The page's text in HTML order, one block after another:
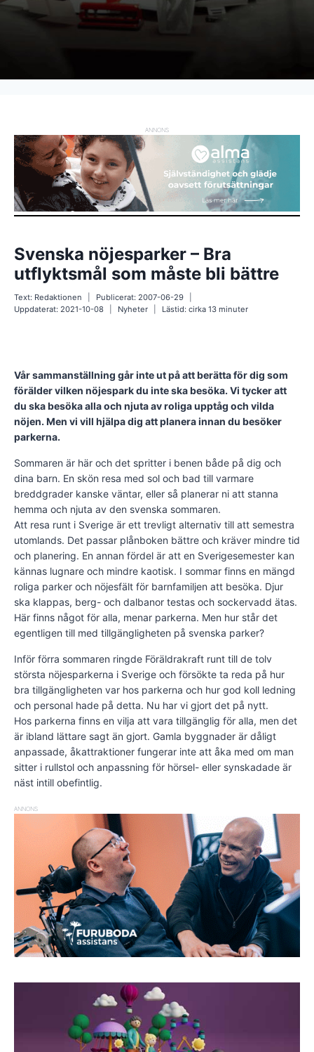
ANNONS
Svenska nöjesparker – Bra
utflyktsmål som måste bli bättre
Text: Redaktionen Publicerat: 2007-06-29
Uppdaterat: 2021-10-08 Nyheter Lästid: cirka13minuter
Vår sammanställning går inte ut på att berätta för dig som
förälder vilken nöjespark du inte ska besöka. Vi tycker att
du ska besöka alla och njuta av roliga upptåg och vilda
nöjen. Men vi vill hjälpa dig att planera innan du besöker
parkerna.
Sommaren är här och det spritter i benen både på dig och
dina barn. En skön resa med sol och bad till varmare
breddgrader kanske väntar, eller så planerar ni att stanna
hemma och njuta av den svenska sommaren.
Att resa runt i Sverige är ett trevligt alternativ till att semestra
utomlands. Det passar plånboken bättre och kräver mindre tid
och planering. En annan fördel är att en Sverigesemester kan
kännas lugnare och mindre kaotisk. I sommar finns en mängd
roliga parker och nöjesfält för barnfamiljen att besöka. Djur
ska klappas, berg- och dalbanor testas och sockervadd ätas.
Här finns något för alla, menar parkerna. Men hur står det
egentligen till med tillgängligheten på svenska parker?
Inför förra sommaren ringde Föräldra­kraft runt till de tolv
största nöjesparkerna i Sverige och försökte ta reda på hur
bra tillgängligheten var hos parkerna och hur god koll ledning
och personal hade på detta. Nu har vi gjort det på nytt.
Hos parkerna finns en vilja att vara tillgänglig för alla, men det
är ibland lättare sagt än gjort. Gamla byggnader är dåligt
anpassade, åkattraktioner fungerar inte att åka med om man
sitter i rullstol och anpassning för hörsel- eller synskadade är
näst intill obefintlig.
ANNONS